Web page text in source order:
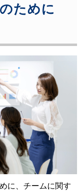
ために
に、チームに関す